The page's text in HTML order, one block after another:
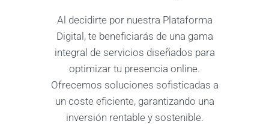
Al decidirte por nuestra Plataforma
Digital, te beneficiarás de una gama
integral de servicios diseñados para
optimizar tu presencia online.
Ofrecemos soluciones sofisticadas a
un coste eficiente, garantizando una
inversión rentable y sostenible.